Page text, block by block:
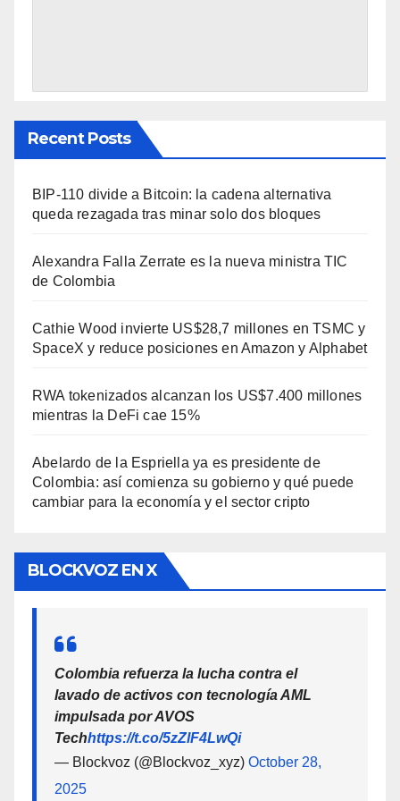
Recent Posts
BIP-110 divide a Bitcoin: la cadena alternativa
queda rezagada tras minar solo dos bloques
Alexandra Falla Zerrate es la nueva ministra TIC
de Colombia
Cathie Wood invierte US$28,7 millones en TSMC y
SpaceX y reduce posiciones en Amazon y Alphabet
RWA tokenizados alcanzan los US$7.400 millones
mientras la DeFi cae 15%
Abelardo de la Espriella ya es presidente de
Colombia: así comienza su gobierno y qué puede
cambiar para la economía y el sector cripto
BLOCKVOZ EN X
Colombia refuerza la lucha contra el
lavado de activos con tecnología AML
impulsada por AVOS
Techhttps://t.co/5zZlF4LwQi
— Blockvoz (@Blockvoz_xyz) October 28,
2025